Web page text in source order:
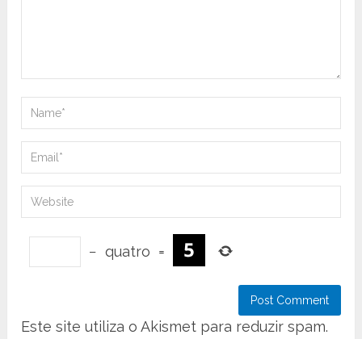
− quatro =
Este site utiliza o Akismet para reduzir spam.